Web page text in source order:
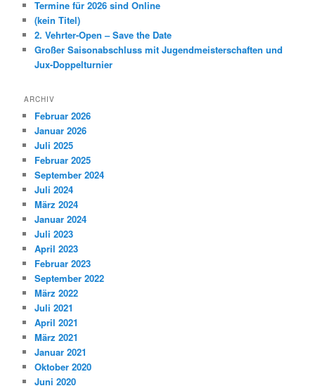
Termine für 2026 sind Online
(kein Titel)
2. Vehrter-Open – Save the Date
Großer Saisonabschluss mit Jugendmeisterschaften und
Jux-Doppelturnier
ARCHIV
Februar 2026
Januar 2026
Juli 2025
Februar 2025
September 2024
Juli 2024
März 2024
Januar 2024
Juli 2023
April 2023
Februar 2023
September 2022
März 2022
Juli 2021
April 2021
März 2021
Januar 2021
Oktober 2020
Juni 2020